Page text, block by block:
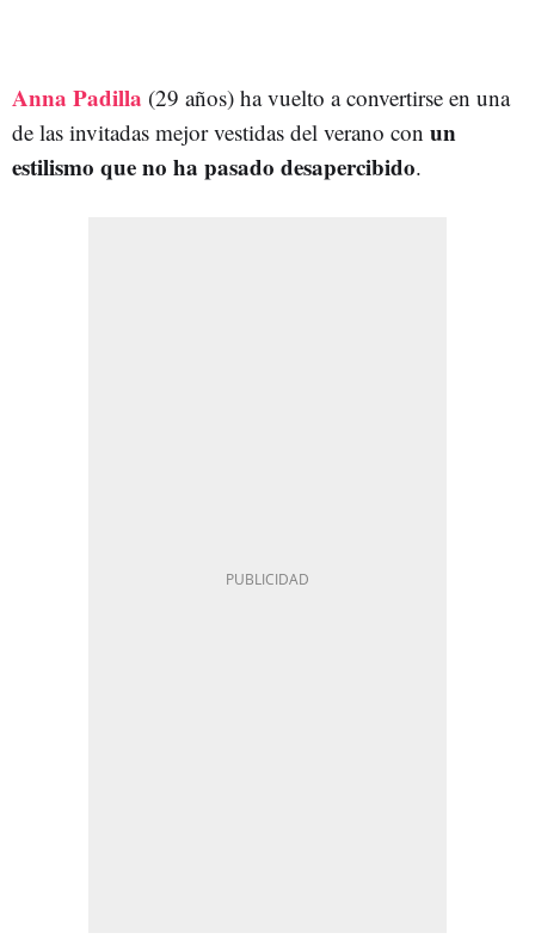
Anna Padilla (29 años) ha vuelto a convertirse en una
de las invitadas mejor vestidas del verano con un
estilismo que no ha pasado desapercibido.